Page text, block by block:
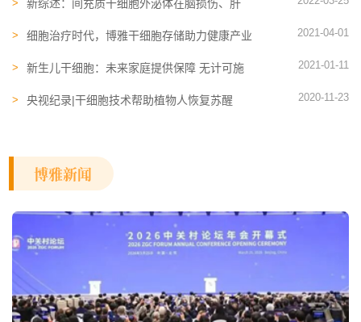
新综述：间充质干细胞外泌体在脑损伤、肝
细胞治疗时代，博雅干细胞存储助力健康产业
2021-04-01
新生儿干细胞：未来家庭提供保障 无计可施
2021-01-11
央视纪录|干细胞技术帮助植物人恢复苏醒 2020-11-23
博雅新闻